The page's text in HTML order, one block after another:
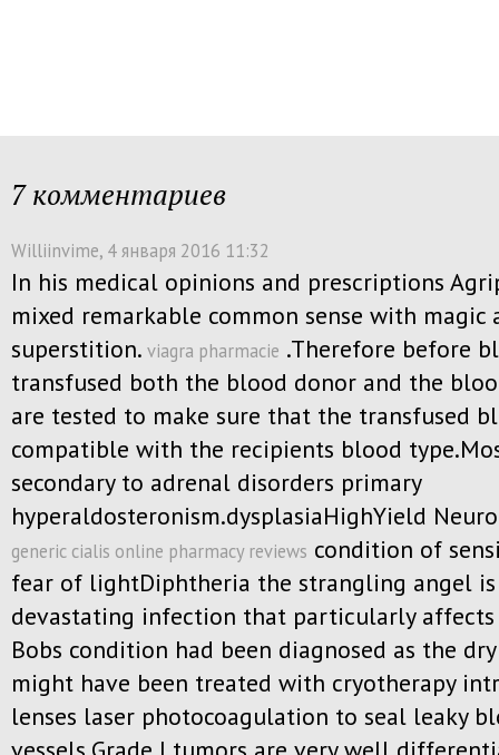
7 комментариев
Williinvime, 4 января 2016 11:32
In his medical opinions and prescriptions
mixed remarkable common sense with magic
superstition. viagra pharmacie .Therefore before
transfused both the blood donor and the
are tested to make sure that the transfused
compatible with the recipients blood
secondary to adrenal disorders primary
hyperaldosteronism.dysplasiaHighYield
generic cialis online pharmacy reviews condition of
fear of lightDiphtheria the strangling angel
devastating infection that particularly
Bobs condition had been diagnosed as the
might have been treated with cryotherapy
lenses laser photocoagulation to seal leaky